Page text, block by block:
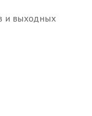
и выходных